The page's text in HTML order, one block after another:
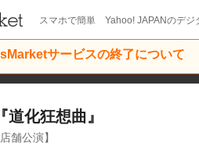
スマホで簡単 Yahoo! JAPANのデジ
サービスの終了について
道化狂想曲』
舗公演】